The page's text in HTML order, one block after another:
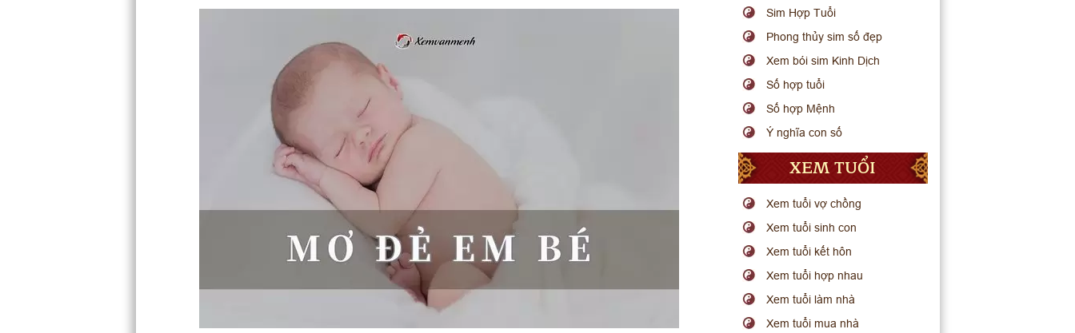
Sim Hợp Tuổi
Phong thủy sim số đẹp
Xem bói sim Kinh Dịch
Số hợp tuổi
Số hợp Mệnh
Ý nghĩa con số
XEM TUỔI
Xem tuổi vợ chồng
Xem tuổi sinh con
Xem tuổi kết hôn
Xem tuổi hợp nhau
Xem tuổi làm nhà
Xem tuổi mua nhà